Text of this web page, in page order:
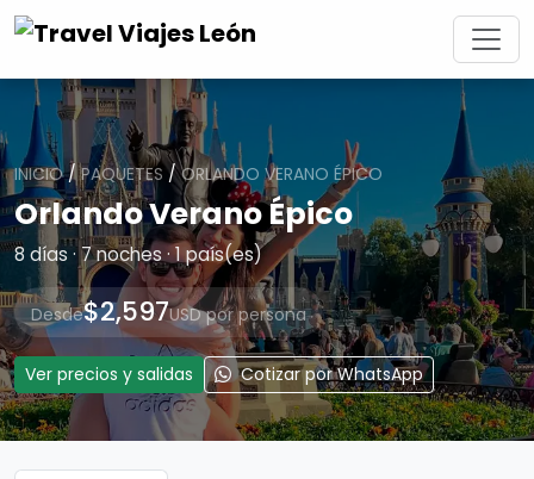
INICIO/PAQUETES/ORLANDO VERANO ÉPICO
Orlando Verano Épico
8 días · 7 noches · 1 país(es)
Desde$2,597USD por persona
Ver precios y salidas Cotizar por WhatsApp